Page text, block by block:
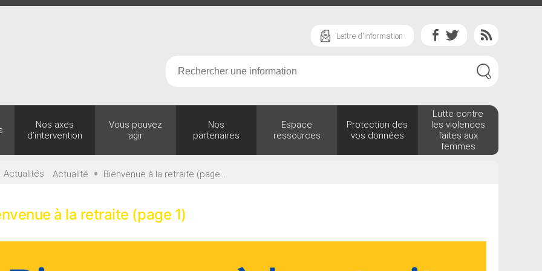
Lettre d'information
Nos axes
d’intervention
Vous pouvez
agir
Nos
partenaires
Espace
ressources
Protection des
vos données
Lutte contre
les violences
faites aux
femmes
Actualités Actualité • Bienvenue à la retraite (page...
à la retraite (page 1)